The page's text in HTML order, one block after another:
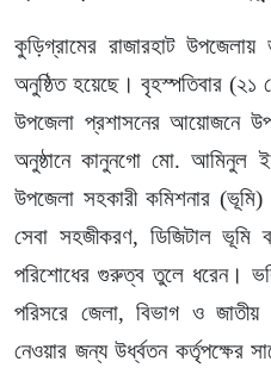
কুড়িগ্রামের রাজারহাট উপজেলায়
অনুষ্ঠিত হয়েছে। বৃহস্পতিবার
উপজেলা প্রশাসনের আয়োজনে
অনুষ্ঠানে কানুনগো মো. আমিনুল
উপজেলা সহকারী কমিশনার
সেবা সহজীকরণ, ডিজিটাল ভূমি
পরিশোধের গুরুত্ব তুলে ধরেন।
পরিসরে জেলা, বিভাগ ও জাতীয়
নেওয়ার জন্য উর্ধ্বতন কর্তৃপক্ষের